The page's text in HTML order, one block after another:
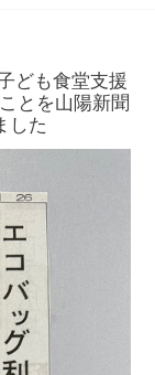
ども食堂支援
とを山陽新聞
した